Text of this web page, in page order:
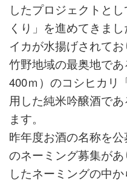
したプロジェクトと
くり」を進めてきま
イカが水揚げされて
竹野地域の最奥地で
400ｍ）のコシヒカリ
用した純米吟醸酒で
ます。
昨年度お酒の名称を
のネーミング募集が
したネーミングの中